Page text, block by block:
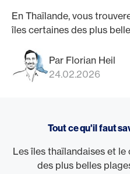
En Thaïlande, vous
îles certaines des plus
Par Florian Heil
24.02.2026
Tout ce qu'il faut
Les îles thaïlandaises et
des plus belles